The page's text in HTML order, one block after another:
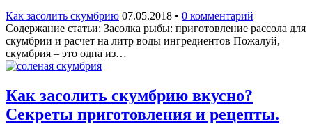
Как засолить скумбрию 07.05.2018 • 0 комментарий
Содержание статьи: Засолка рыбы: приготовление рассола для
скумбрии и расчет на литр воды ингредиентов Пожалуй,
скумбрия – это одна из…
Как засолить скумбрию вкусно?
Секреты приготовления и рецепты.